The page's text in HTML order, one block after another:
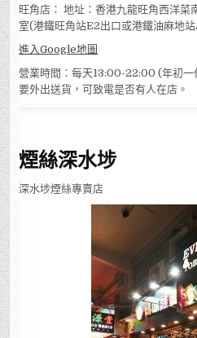
旺角店： 地址：香港九龍旺角西洋菜
室(港鐵旺角站E2出口或港鐵油麻地
進入Google地圖
營業時間：每天13:00-22:00 (年初一
要外出送貨，可致電是否有人在店。
煙絲深水埗
深水埗煙絲專賣店